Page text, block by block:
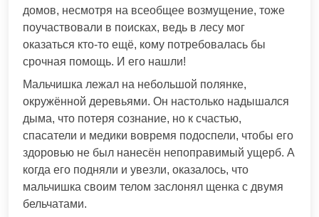
домов, несмотря на всеобщее возмущение, тоже
поучаствовали в поисках, ведь в лесу мог
оказаться кто-то ещё, кому потребовалась бы
срочная помощь. И его нашли!
Мальчишка лежал на небольшой полянке,
окружённой деревьями. Он настолько надышался
дыма, что потеря сознание, но к счастью,
спасатели и медики вовремя подоспели, чтобы его
здоровью не был нанесён непоправимый ущерб. А
когда его подняли и увезли, оказалось, что
мальчишка своим телом заслонял щенка с двумя
бельчатами.